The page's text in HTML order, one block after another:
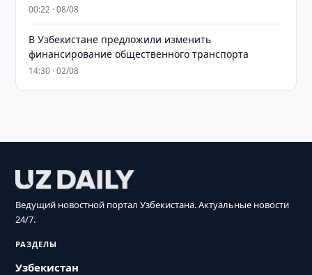
00:22 · 08/08
В Узбекистане предложили изменить
финансирование общественного транспорта
14:30 · 02/08
Ведущий новостной портал Узбекистана. Актуальные новости
24/7.
РАЗДЕЛЫ
Узбекистан